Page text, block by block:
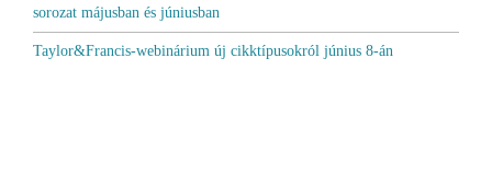
sorozat májusban és júniusban
Taylor&Francis-webinárium új cikktípusokról június 8-án